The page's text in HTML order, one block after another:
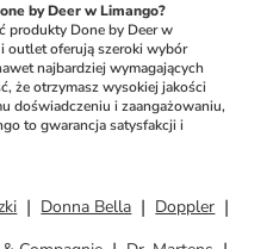
by Deer w Limango?
produkty Done by Deer w
outlet oferują szeroki wybór
najbardziej wymagających
że otrzymasz wysokiej jakości
doświadczeniu i zaangażowaniu,
to gwarancja satysfakcji i
Donna Bella
Doppler